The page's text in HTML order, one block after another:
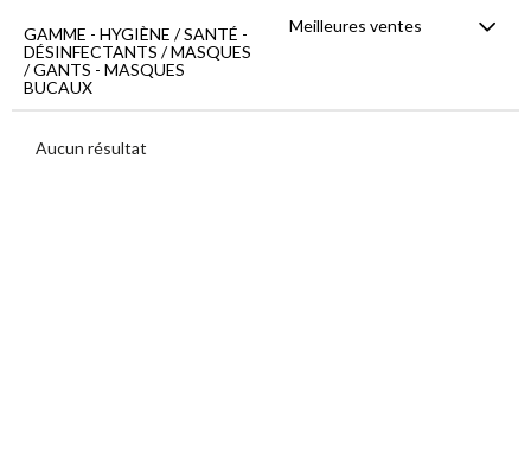
Menu
principal
Hygiène
Santé
GAMME - HYGIÈNE / SANTÉ -
DÉSINFECTANTS / MASQUES
/ GANTS - MASQUES
BUCAUX
Meilleures ventes
Aucun résultat